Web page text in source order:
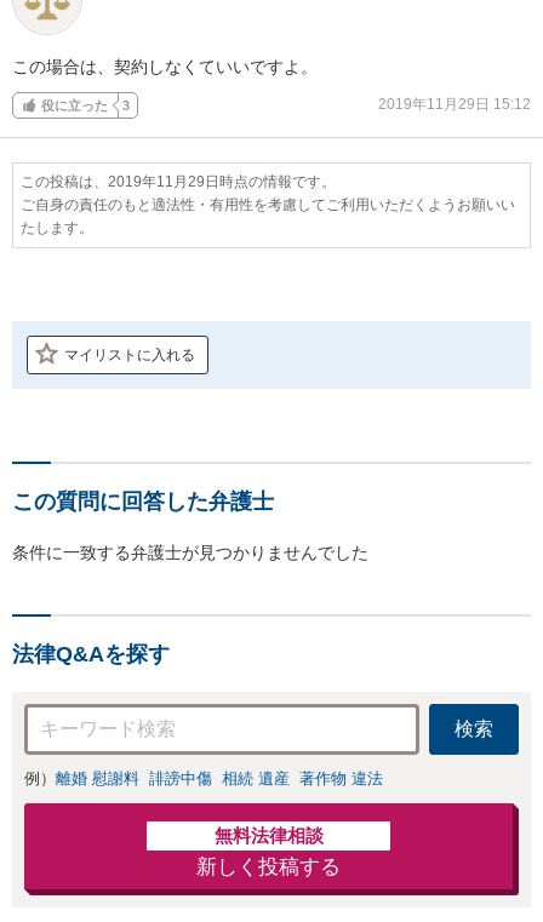
この場合は、契約しなくていいですよ。
役に立った 3 2019年11月29日 15:12
この投稿は、2019年11月29日時点の情報です。
ご自身の責任のもと適法性・有用性を考慮してご利用いただくようお願いい
たします。
マイリストに入れる
この質問に回答した弁護士
条件に一致する弁護士が見つかりませんでした
法律Q&Aを探す
検索
例） 離婚 慰謝料 誹謗中傷 相続 遺産 著作物 違法
無料法律相談
新しく投稿する